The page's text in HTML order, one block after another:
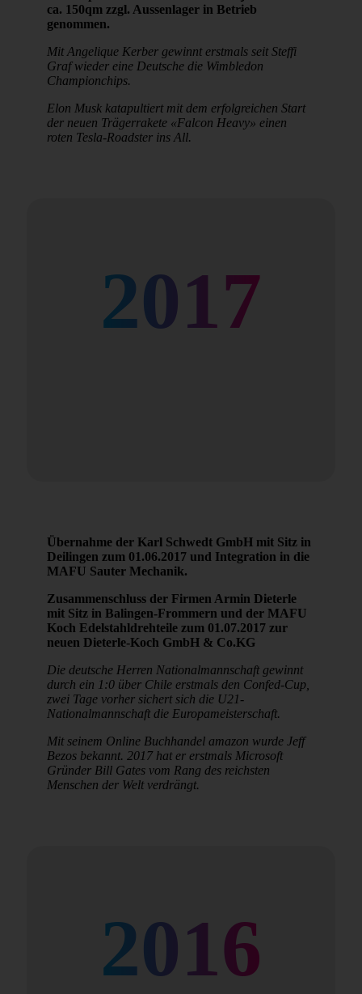
ca. 150qm zzgl. Aussenlager in Betrieb
genommen.
Mit Angelique Kerber gewinnt erstmals seit Steffi
Graf wieder eine Deutsche die Wimbledon
Championchips.
Elon Musk katapultiert mit dem erfolgreichen Start
der neuen Trägerrakete «Falcon Heavy» einen
roten Tesla-Roadster ins All.
2017
Übernahme der Karl Schwedt GmbH mit Sitz in
Deilingen zum 01.06.2017 und Integration in die
MAFU Sauter Mechanik.
Zusammenschluss der Firmen Armin Dieterle
mit Sitz in Balingen-Frommern und der MAFU
Koch Edelstahldrehteile zum 01.07.2017 zur
neuen Dieterle-Koch GmbH & Co.KG
Die deutsche Herren Nationalmannschaft gewinnt
durch ein 1:0 über Chile erstmals den Confed-Cup,
zwei Tage vorher sichert sich die U21-
Nationalmannschaft die Europameisterschaft.
Mit seinem Online Buchhandel amazon wurde Jeff
Bezos bekannt. 2017 hat er erstmals Microsoft
Gründer Bill Gates vom Rang des reichsten
Menschen der Welt verdrängt.
2016